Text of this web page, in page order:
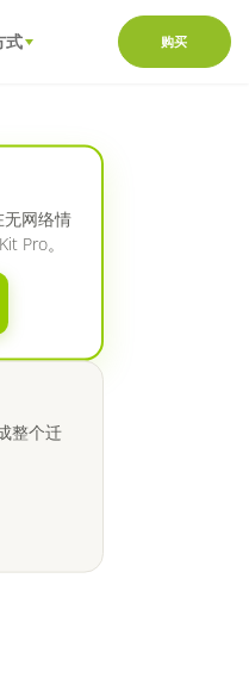
式 购买
无网络情
Pro。
整个迁